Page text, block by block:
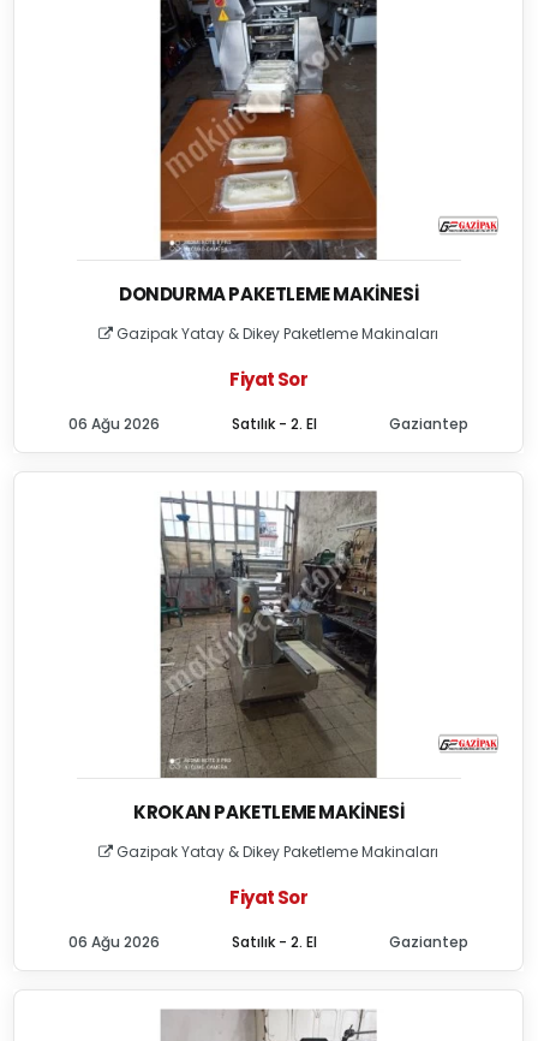
DONDURMA PAKETLEME MAKINESI
Gazipak Yatay & Dikey Paketleme Makinaları
Fiyat Sor
Satılık - 2. El
06 Ağu 2026 Gaziantep
KROKAN PAKETLEME MAKINESI
Gazipak Yatay & Dikey Paketleme Makinaları
Fiyat Sor
Satılık - 2. El
06 Ağu 2026 Gaziantep